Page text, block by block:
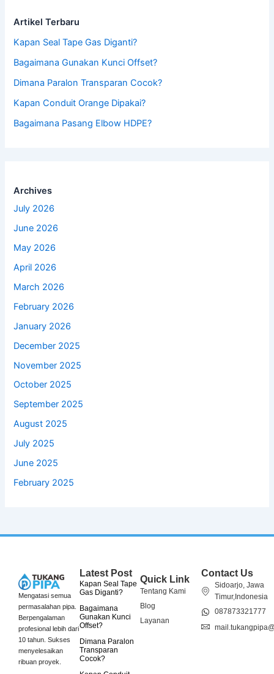
Artikel Terbaru
Kapan Seal Tape Gas Diganti?
Bagaimana Gunakan Kunci Offset?
Dimana Paralon Transparan Cocok?
Kapan Conduit Orange Dipakai?
Bagaimana Pasang Elbow HDPE?
Archives
July 2026
June 2026
May 2026
April 2026
March 2026
February 2026
January 2026
December 2025
November 2025
October 2025
September 2025
August 2025
July 2025
June 2025
February 2025
Mengatasi semua
permasalahan pipa.
Berpengalaman
profesional lebih dari
10 tahun. Sukses
menyelesaikan
ribuan proyek.
Latest Post
Kapan Seal Tape
Gas Diganti?
Bagaimana
Gunakan Kunci
Offset?
Dimana Paralon
Transparan
Cocok?
Quick Link
Tentang Kami
Blog
Layanan
Contact Us
Sidoarjo, Jawa
Timur,Indonesia
087873321777